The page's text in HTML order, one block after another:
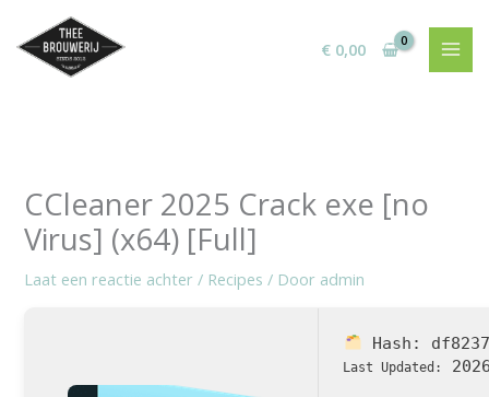
naar
€0,00
CCleaner 2025 Crack exe [no
Virus] (x64) [Full]
Laat een reactie achter / Recipes / Door admin
Hash:
Last Updated: